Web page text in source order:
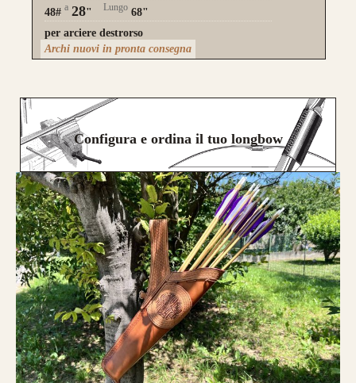
48# a 28" Lungo 68"
per arciere destrorso
Archi nuovi in pronta consegna
Configura e ordina il tuo longbow